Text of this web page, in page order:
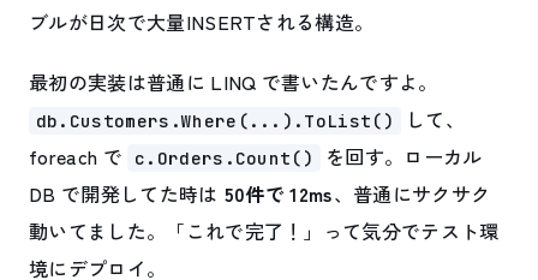
ブルが日次で大量INSERTされる構造。
最初の実装は普通に LINQ で書いたんですよ。
db.Customers.Where(...).ToList()
して、
foreach で
c.Orders.Count()
を回す。ローカル
DB で開発してた時は 50件で 12ms、普通にサクサク
動いてました。「これで完了！」って気分でテスト環
境にデプロイ。